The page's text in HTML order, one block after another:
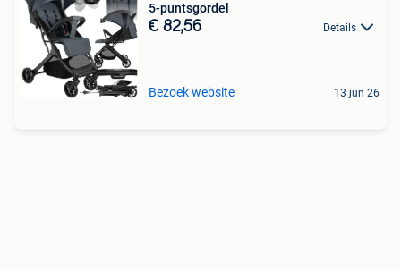
5-puntsgordel
€ 82,56 Details
Bezoek website 13 jun 26